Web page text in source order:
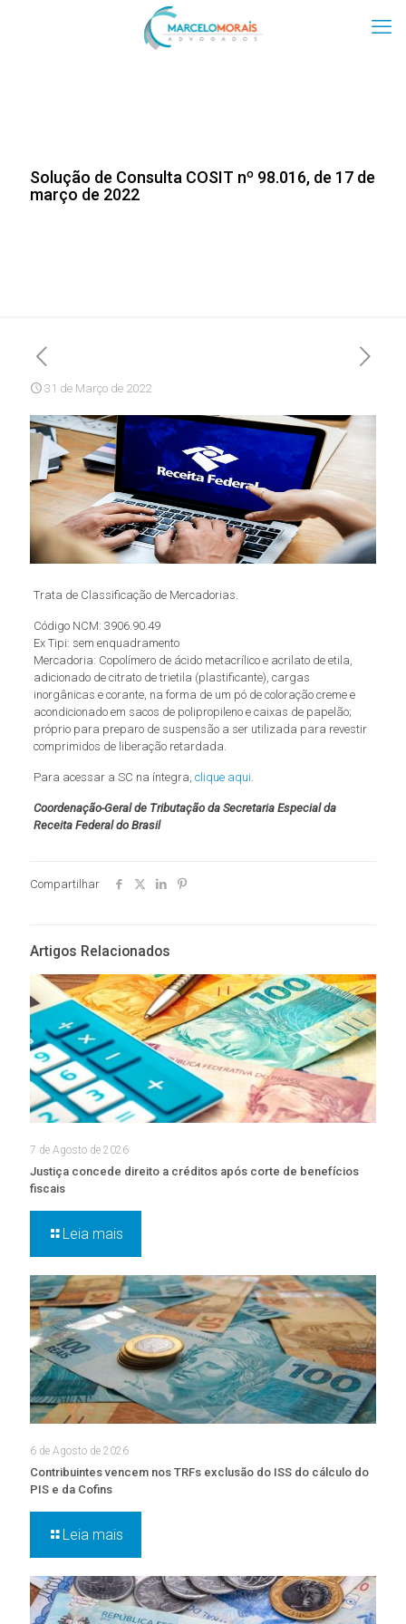
Solução de Consulta COSIT nº 98.016, de 17 de
março de 2022
31 de Março de 2022
Trata de Classificação de Mercadorias.
Código NCM: 3906.90.49
Ex Tipi: sem enquadramento
Mercadoria: Copolímero de ácido metacrílico e acrilato de etila,
adicionado de citrato de trietila (plastificante), cargas
inorgânicas e corante, na forma de um pó de coloração creme e
acondicionado em sacos de polipropileno e caixas de papelão;
próprio para preparo de suspensão a ser utilizada para revestir
comprimidos de liberação retardada.
Para acessar a SC na íntegra, clique aqui
Coordenação-Geral de Tributação da Secretaria Especial da
Receita Federal do Brasil
Compartilhar
Artigos Relacionados
7 de Agosto de 2026
Justiça concede direito a créditos após corte de benefícios
fiscais
Leia mais
6 de Agosto de 2026
Contribuintes vencem nos TRFs exclusão do ISS do cálculo do
PIS e da Cofins
Leia mais